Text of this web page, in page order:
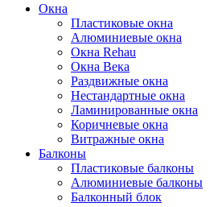
Окна
Пластиковые окна
Алюминиевые окна
Окна Rehau
Окна Века
Раздвижные окна
Нестандартные окна
Ламинированные окна
Коричневые окна
Витражные окна
Балконы
Пластиковые балконы
Алюминиевые балконы
Балконный блок